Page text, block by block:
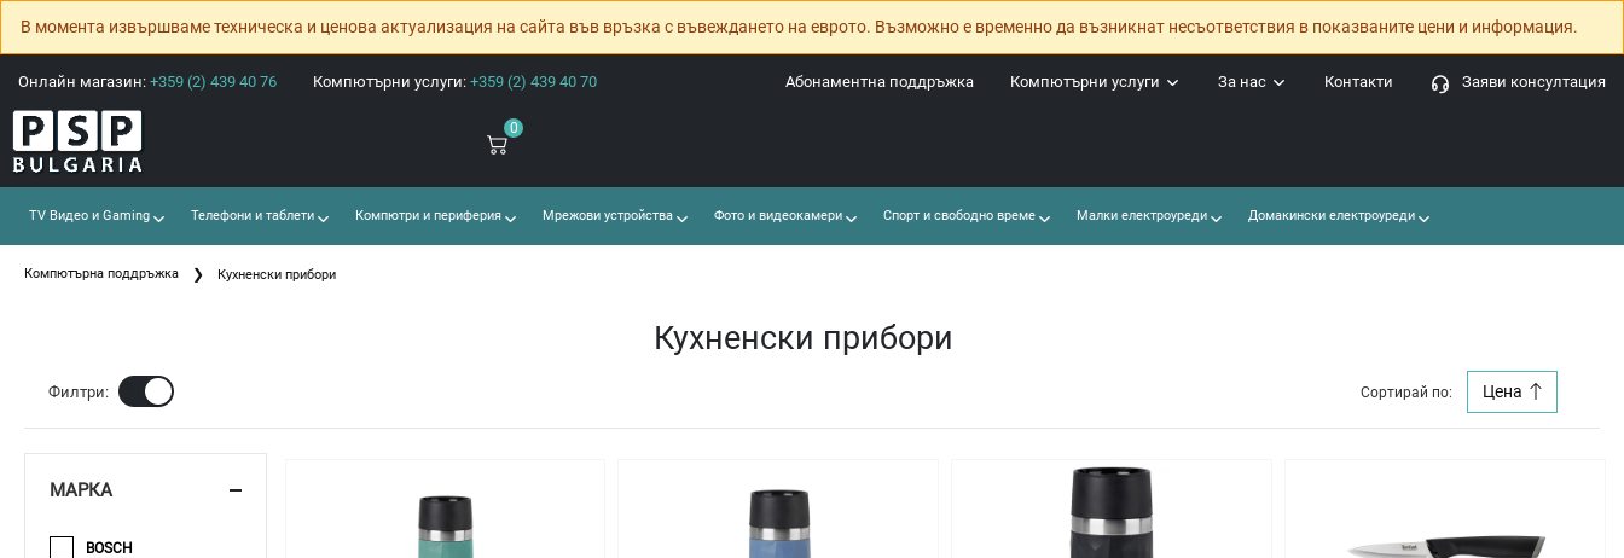
В момента извършваме техническа и ценова актуализация на сайта във връзка с въвеждането на еврото. Възможно е временно да възникнат несъответствия в показваните цени и информация.
Онлайн магазин: +359 (2) 439 40 76 Компютърни услуги: +359 (2) 439 40 70 Заяви консултация
Контакти
За нас
Компютърни услуги
Абонаментна поддръжка
0
TV Видео и Gaming Телефони и таблети Компютри и периферия Мрежови устройства Фото и видеокамери Спорт и свободно време Малки електроуреди Домакински електроуреди
Компютърна поддръжка Кухненски прибори
Кухненски прибори
Филтри: Ф Сортирай по: Цена
МАРКА
BOSCH